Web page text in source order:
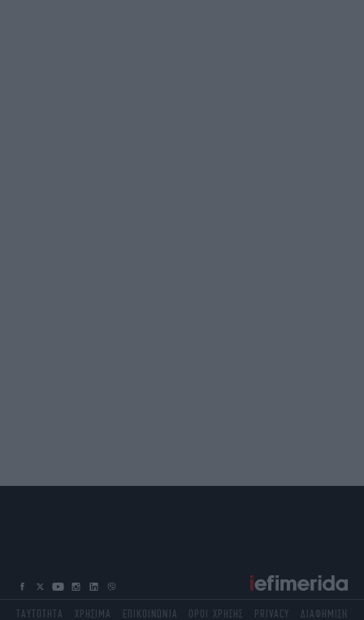
ΤΑΥΤΟΤΗΤΑ ΧΡΗΣΙΜΑ ΕΠΙΚΟΙΝΩΝΙΑ ΟΡΟΙ ΧΡΗΣΗΣ PRIVACY ΔΙΑΦΗΜΙΣΗ